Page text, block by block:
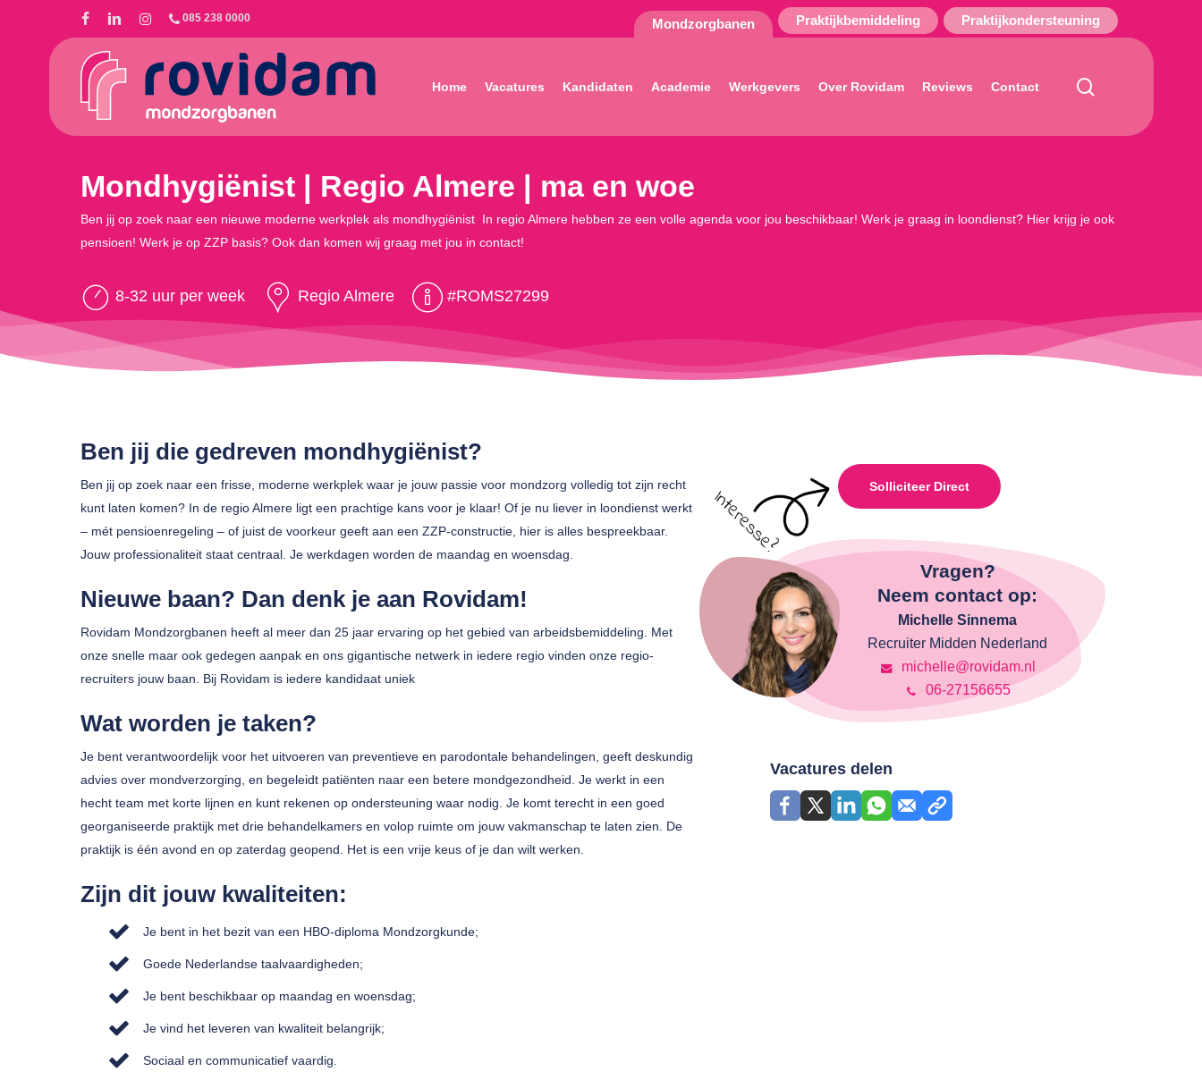
085 238 0000 Mondzorgbanen Praktijkbemiddeling Praktijkondersteuning
Druk op enter om te zoeken of ESC om te sluiten
Home Vacatures Kandidaten Academie Werkgevers Over Rovidam Reviews Contact
Mondhygiënist | Regio Almere | ma en woe
Ben jij op zoek naar een nieuwe moderne werkplek als mondhygiënist In regio Almere hebben ze een volle agenda voor jou beschikbaar! Werk je graag in loondienst? Hier krijg je ook
pensioen! Werk je op ZZP basis? Ook dan komen wij graag met jou in contact!
8-32 uur per week Regio Almere #ROMS27299
Ben jij die gedreven mondhygiënist?
Ben jij op zoek naar een frisse, moderne werkplek waar je jouw passie voor mondzorg volledig tot zijn recht
kunt laten komen? In de regio Almere ligt een prachtige kans voor je klaar! Of je nu liever in loondienst werkt
– mét pensioenregeling – of juist de voorkeur geeft aan een ZZP-constructie, hier is alles bespreekbaar.
Jouw professionaliteit staat centraal. Je werkdagen worden de maandag en woensdag.
Nieuwe baan? Dan denk je aan Rovidam!
Rovidam Mondzorgbanen heeft al meer dan 25 jaar ervaring op het gebied van arbeidsbemiddeling. Met
onze snelle maar ook gedegen aanpak en ons gigantische netwerk in iedere regio vinden onze regio-
recruiters jouw baan. Bij Rovidam is iedere kandidaat uniek
Wat worden je taken?
Je bent verantwoordelijk voor het uitvoeren van preventieve en parodontale behandelingen, geeft deskundig
advies over mondverzorging, en begeleidt patiënten naar een betere mondgezondheid. Je werkt in een
hecht team met korte lijnen en kunt rekenen op ondersteuning waar nodig. Je komt terecht in een goed
georganiseerde praktijk met drie behandelkamers en volop ruimte om jouw vakmanschap te laten zien. De
praktijk is één avond en op zaterdag geopend. Het is een vrije keus of je dan wilt werken.
Zijn dit jouw kwaliteiten:
Je bent in het bezit van een HBO-diploma Mondzorgkunde;
Goede Nederlandse taalvaardigheden;
Je bent beschikbaar op maandag en woensdag;
Je vind het leveren van kwaliteit belangrijk;
Sociaal en communicatief vaardig.
Solliciteer Direct
Vragen?
Neem contact op:
Michelle Sinnema
Recruiter Midden Nederland
michelle@rovidam.nl
06-27156655
Vacatures delen